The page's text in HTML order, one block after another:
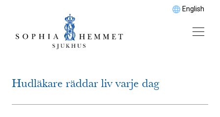
English
Hudläkare räddar liv varje dag